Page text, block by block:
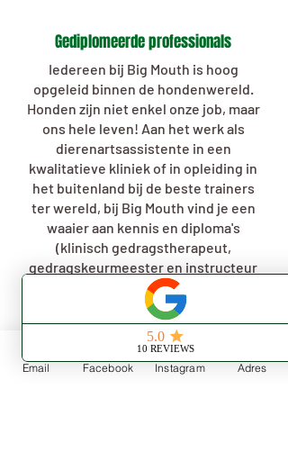
Gediplomeerde professionals
Iedereen bij Big Mouth is hoog
opgeleid binnen de hondenwereld.
Honden zijn niet enkel onze job, maar
ons hele leven! Aan het werk als
dierenartsassistente in een
kwalitatieve kliniek of in opleiding in
het buitenland bij de beste trainers
ter wereld, bij Big Mouth vind je een
waaier aan kennis en diploma's
(klinisch gedragstherapeut,
gedragskeurmeester en instructeur
speuren,...).
Email Facebook Instagram Adres